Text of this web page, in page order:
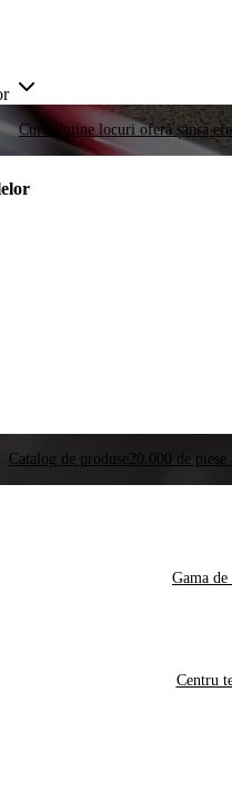
Curse Puține locuri oferă șansa
Catalog de produse 20.000 de
Gama de
Centru